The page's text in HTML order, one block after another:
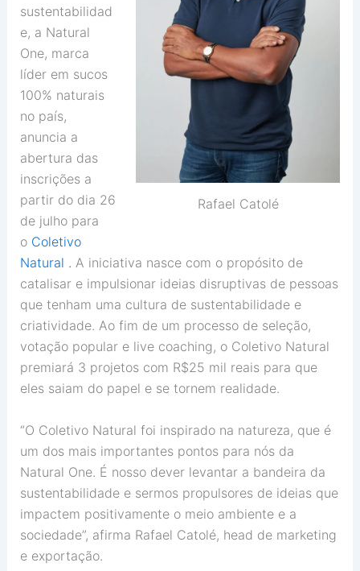
Rafael Catolé
sustentabilidad
e, a Natural
One, marca
líder em sucos
100% naturais
no país,
anuncia a
abertura das
inscrições a
partir do dia 26
de julho para
o Coletivo
Natural . A iniciativa nasce com o propósito de
catalisar e impulsionar ideias disruptivas de pessoas
que tenham uma cultura de sustentabilidade e
criatividade. Ao fim de um processo de seleção,
votação popular e live coaching, o Coletivo Natural
premiará 3 projetos com R$25 mil reais para que
eles saiam do papel e se tornem realidade.
“O Coletivo Natural foi inspirado na natureza, que é
um dos mais importantes pontos para nós da
Natural One. É nosso dever levantar a bandeira da
sustentabilidade e sermos propulsores de ideias que
impactem positivamente o meio ambiente e a
sociedade”, afirma Rafael Catolé, head de marketing
e exportação.